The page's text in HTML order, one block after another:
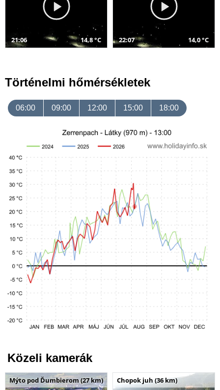
21:06 14,8 °C 22:07 14,0 °C
Történelmi hőmérsékletek
06:00 09:00 12:00 15:00 18:00
Közeli kamerák
Mýto pod Ďumbierom (27 km) Chopok juh (36 km)